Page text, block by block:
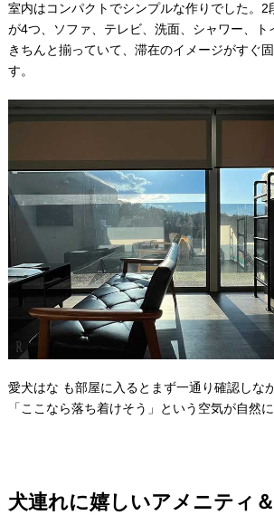
室内はコンパクトでシンプルな作りでした。2
が4つ、ソファ、テレビ、洗面、シャワー、ト
きちんと揃っていて、滞在のイメージがすぐ
す。
愛犬はな も部屋に入るとまず一通り確認しな
「ここなら落ち着けそう」という空気が自然
犬連れに嬉しいアメニティ